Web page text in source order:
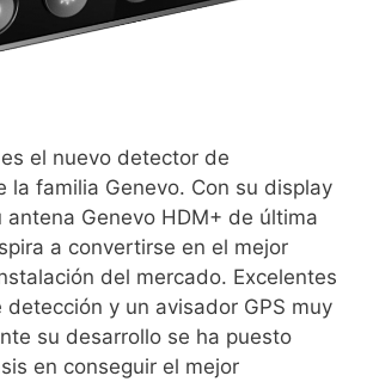
es el nuevo detector de
la familia Genevo. Con su display
antena Genevo HDM+ de última
a convertirse en el mejor
del mercado. Excelentes
y un avisador GPS muy
su desarrollo se ha puesto
en conseguir el mejor